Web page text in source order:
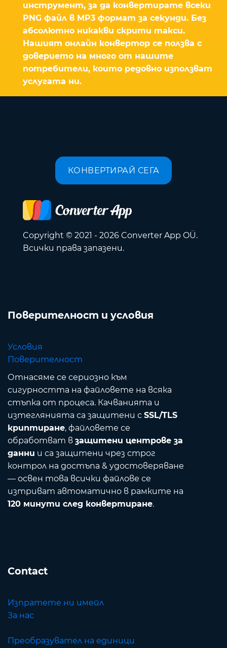
инструмент, за да конвертирате всеки
PNG файл в MP3 формат за секунди. Без
абсолютно никакви скрити такси.
Нашият онлайн конвертор се ползва с
доверието на много от нашите
потребители, които редовно използват
услугата ни.
КОНВЕРТИРАЙ СЕГА
Copyright © 2021 - 2026 Converter App OÜ.
Всички права запазени.
Поверителност и условия
Условия
Поверителност
Отнасяме се сериозно към
сигурността на файловете на всяка
стъпка от процеса. Качванията и
изтеглянията са защитени с SSL/TLS
криптиране, файловете се
обработват в защитени центрове за
данни и са защитени чрез строг
контрол на достъпа & удостоверяване
— освен това всички файлове се
изтриват автоматично в рамките на
120 минути след конвертиране.
Contact
Изпратете ни имейл
За нас
Преобразувател на единици